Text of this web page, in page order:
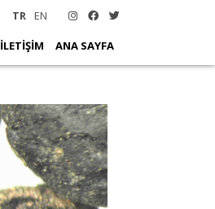
TR EN
İLETİŞİM ANA SAYFA